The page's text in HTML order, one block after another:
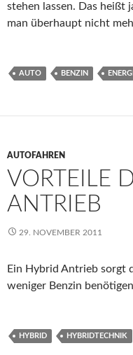
stehen lassen. Das heißt
man überhaupt nicht
AUTO BENZIN
AUTOFAHREN
VORTEILE
ANTRIEB
29. NOVEMBER 2011
Ein Hybrid Antrieb sorgt
weniger Benzin
HYBRID HYBRIDTECHNIK